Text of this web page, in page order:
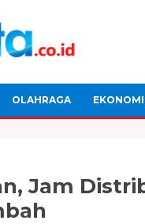
OLAHRAGA EKONOMI
Jam